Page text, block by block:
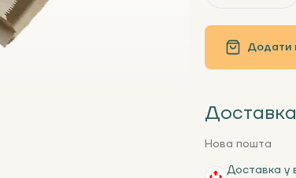
Додати
Доставка
Нова пошта
Доставка у